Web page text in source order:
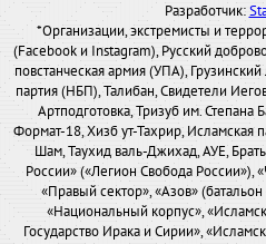
Разработчик:
*Организации, экстремисты и
(Facebook и Instagram), Русский
повстанческая армия (УПА),
партия (НБП), Талибан, Свидетели
Артподготовка, Тризуб им.
Формат-18, Хизб ут-Тахрир, Исламская
Шам, Таухид валь-Джихад, АУЕ,
России» («Легион Свобода России»),
«Правый сектор», «Азов»
«Национальный корпус»,
Государство Ирака и Сирии»,